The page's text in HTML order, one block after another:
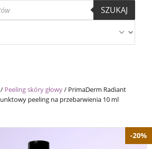
SZUKAJ
/ Peeling skóry głowy/ PrimaDerm Radiant
peeling na przebarwienia 10 ml
-20%